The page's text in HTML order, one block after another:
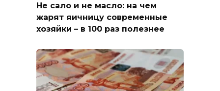
Не сало и не масло: на чем
жарят яичницу современные
хозяйки – в 100 раз полезнее